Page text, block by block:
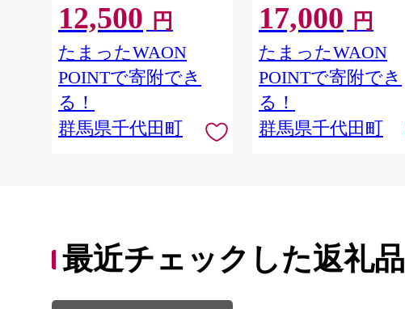
不可
12,500 円
たまったWAON
POINTで寄附でき
る！
群馬県千代田町
離島地域へのお届け不可
17,000 円
たまったWAON
POINTで寄附でき
る！
群馬県千代田町
最近チェックした返礼品